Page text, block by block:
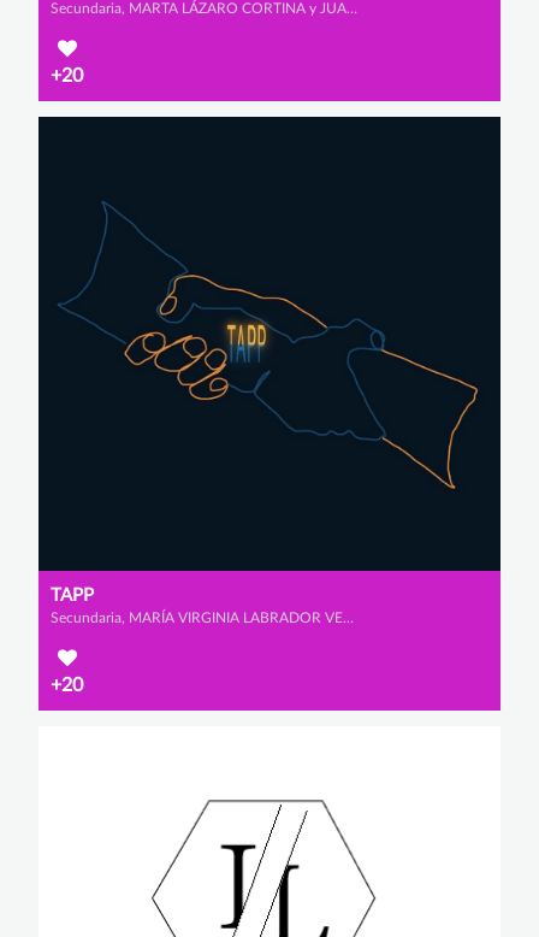
Secundaria, MARTA LÁZARO CORTINA y JUAN JOSÉ ZAMORA GONZÁLEZ
+20
TAPP
Secundaria, MARÍA VIRGINIA LABRADOR VENERO, AMAYA MUÑOZ MONJE y ALEXANDRA SANZ GARCÍA
+20